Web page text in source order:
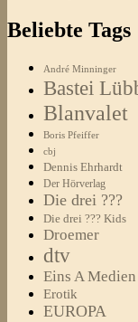
Beliebte Tags
André Minninger
Bastei
Blanvalet
Boris Pfeiffer
cbj
Dennis Ehrhardt
Der Hörverlag
Die drei ???
Die drei ??? Kids
Droemer
dtv
Eins A Medien
Erotik
EUROPA